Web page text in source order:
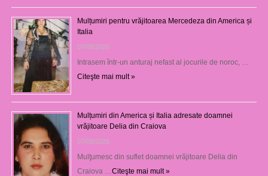
Mulțumiri pentru vrăjitoarea Mercedeza din America și
Italia
07/08/2026
Intrasem într-un anturaj nefast al jocurile de noroc, …
Citeşte mai mult »
Mulțumiri din America și Italia adresate doamnei
vrăjitoare Delia din Craiova
07/08/2026
Mulţumesc din suflet doamnei vrăjitoare Delia din
Craiova … Citeşte mai mult »